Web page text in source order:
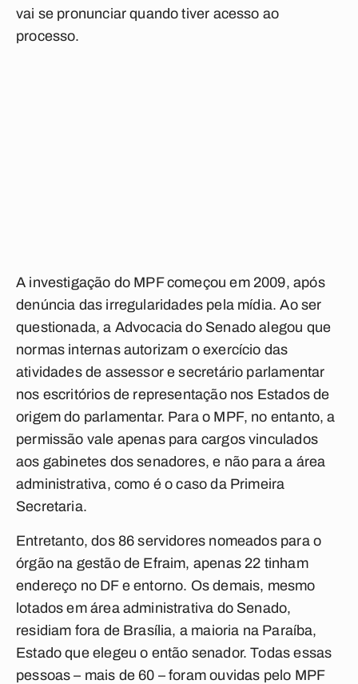
vai se pronunciar quando tiver acesso ao
processo.
A investigação do MPF começou em 2009, após
denúncia das irregularidades pela mídia. Ao ser
questionada, a Advocacia do Senado alegou que
normas internas autorizam o exercício das
atividades de assessor e secretário parlamentar
nos escritórios de representação nos Estados de
origem do parlamentar. Para o MPF, no entanto, a
permissão vale apenas para cargos vinculados
aos gabinetes dos senadores, e não para a área
administrativa, como é o caso da Primeira
Secretaria.
Entretanto, dos 86 servidores nomeados para o
órgão na gestão de Efraim, apenas 22 tinham
endereço no DF e entorno. Os demais, mesmo
lotados em área administrativa do Senado,
residiam fora de Brasília, a maioria na Paraíba,
Estado que elegeu o então senador. Todas essas
pessoas – mais de 60 – foram ouvidas pelo MPF